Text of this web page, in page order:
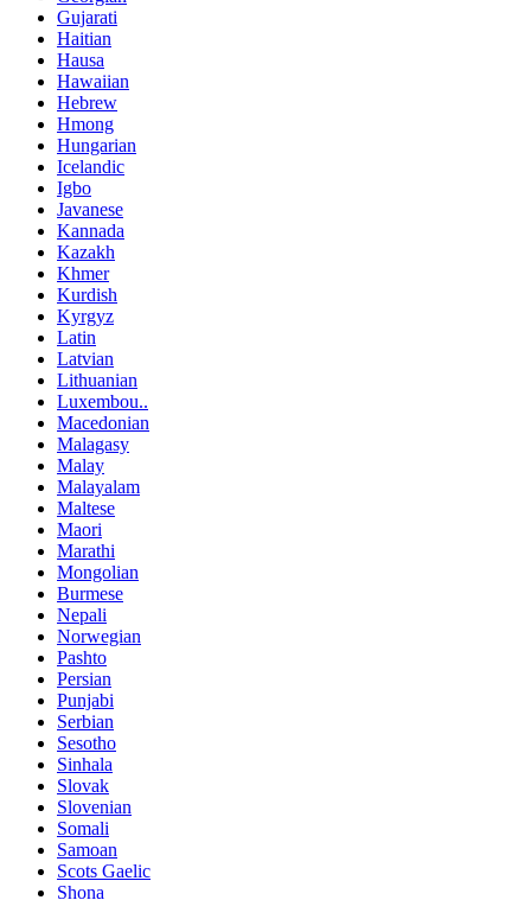
Gujarati
Haitian
Hausa
Hawaiian
Hebrew
Hmong
Hungarian
Icelandic
Igbo
Javanese
Kannada
Kazakh
Khmer
Kurdish
Kyrgyz
Latin
Latvian
Lithuanian
Luxembou..
Macedonian
Malagasy
Malay
Malayalam
Maltese
Maori
Marathi
Mongolian
Burmese
Nepali
Norwegian
Pashto
Persian
Punjabi
Serbian
Sesotho
Sinhala
Slovak
Slovenian
Somali
Samoan
Scots Gaelic
Shona